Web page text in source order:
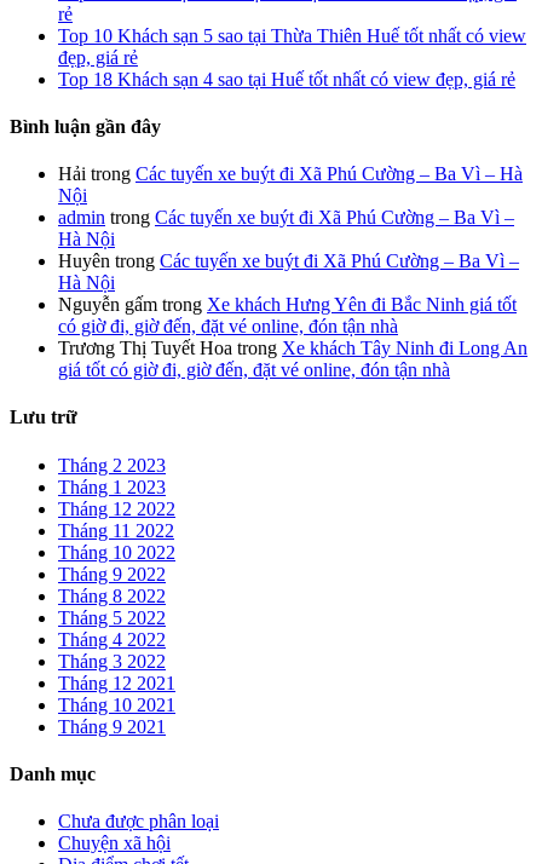
rẻ
Top 10 Khách sạn 5 sao tại Thừa Thiên Huế tốt nhất có view
đẹp, giá rẻ
Top 18 Khách sạn 4 sao tại Huế tốt nhất có view đẹp, giá rẻ
Bình luận gần đây
Hải trong Các tuyến xe buýt đi Xã Phú Cường – Ba Vì – Hà
Nội
admin trong Các tuyến xe buýt đi Xã Phú Cường – Ba Vì –
Hà Nội
Huyên trong Các tuyến xe buýt đi Xã Phú Cường – Ba Vì –
Hà Nội
Nguyễn gấm trong Xe khách Hưng Yên đi Bắc Ninh giá tốt
có giờ đi, giờ đến, đặt vé online, đón tận nhà
Trương Thị Tuyết Hoa trong Xe khách Tây Ninh đi Long An
giá tốt có giờ đi, giờ đến, đặt vé online, đón tận nhà
Lưu trữ
Tháng 2 2023
Tháng 1 2023
Tháng 12 2022
Tháng 11 2022
Tháng 10 2022
Tháng 9 2022
Tháng 8 2022
Tháng 5 2022
Tháng 4 2022
Tháng 3 2022
Tháng 12 2021
Tháng 10 2021
Tháng 9 2021
Danh mục
Chưa được phân loại
Chuyện xã hội